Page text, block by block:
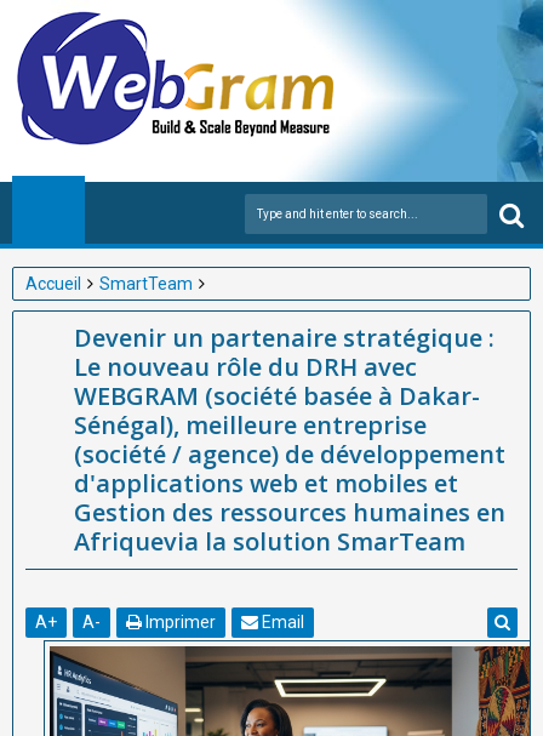
Accueil
SmartTeam
Devenir un partenaire stratégique : Le nouveau rôle du DRH avec
WEBGRAM (société basée à Dakar-Sénégal), meilleure
entreprise (société / agence) de développement d'applications
web et mobiles et Gestion des ressources humaines en
Afriquevia la solution SmarTeam
Devenir un partenaire stratégique :
Le nouveau rôle du DRH avec
WEBGRAM (société basée à Dakar-
Sénégal), meilleure entreprise
(société / agence) de développement
d'applications web et mobiles et
Gestion des ressources humaines en
Afriquevia la solution SmarTeam
A+ A- Imprimer Email